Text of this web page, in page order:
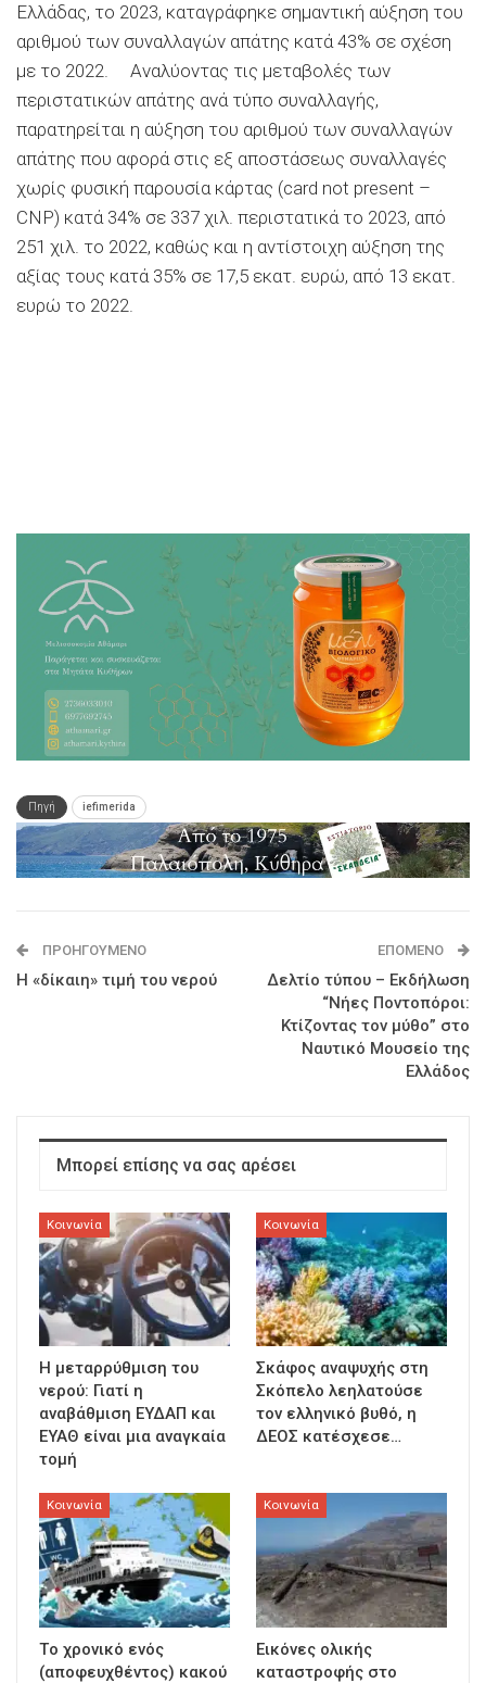
Ελλάδας, το 2023, καταγράφηκε σημαντική αύξηση του
αριθμού των συναλλαγών απάτης κατά 43% σε σχέση
με το 2022. Αναλύοντας τις μεταβολές των
περιστατικών απάτης ανά τύπο συναλλαγής,
παρατηρείται η αύξηση του αριθμού των συναλλαγών
απάτης που αφορά στις εξ αποστάσεως συναλλαγές
χωρίς φυσική παρουσία κάρτας (card not present –
CNP) κατά 34% σε 337 χιλ. περιστατικά το 2023, από
251 χιλ. το 2022, καθώς και η αντίστοιχη αύξηση της
αξίας τους κατά 35% σε 17,5 εκατ. ευρώ, από 13 εκατ.
ευρώ το 2022.
Πηγή iefimerida
ΠΡΟΗΓΟΎΜΕΝΟ
Η «δίκαιη» τιμή του νερού
ΕΠΌΜΕΝΟ
Δελτίο τύπου – Εκδήλωση
“Νήες Ποντοπόροι:
Κτίζοντας τον μύθο” στο
Ναυτικό Μουσείο της
Ελλάδος
Μπορεί επίσης να σας αρέσει
Κοινωνία
Η μεταρρύθμιση του
νερού: Γιατί η
αναβάθμιση ΕΥΔΑΠ και
ΕΥΑΘ είναι μια αναγκαία
τομή
Κοινωνία
Σκάφος αναψυχής στη
Σκόπελο λεηλατούσε
τον ελληνικό βυθό, η
ΔΕΟΣ κατέσχεσε…
Κοινωνία
Τo χρονικό ενός
(αποφευχθέντος) κακού
Κοινωνία
Εικόνες ολικής
καταστροφής στο